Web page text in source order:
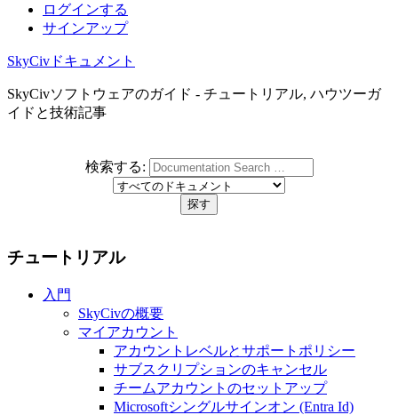
ログインする
サインアップ
SkyCivドキュメント
SkyCivソフトウェアのガイド - チュートリアル, ハウツーガ
イドと技術記事
検索する:
チュートリアル
入門
SkyCivの概要
マイアカウント
アカウントレベルとサポートポリシー
サブスクリプションのキャンセル
チームアカウントのセットアップ
Microsoftシングルサインオン (Entra Id)